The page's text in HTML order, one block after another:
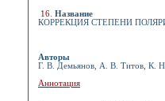
16 Название
КОРРЕКЦИЯ СТЕПЕНИ
Авторы
Г. В. Демьянов, А. В. Титов, К.
Аннотация